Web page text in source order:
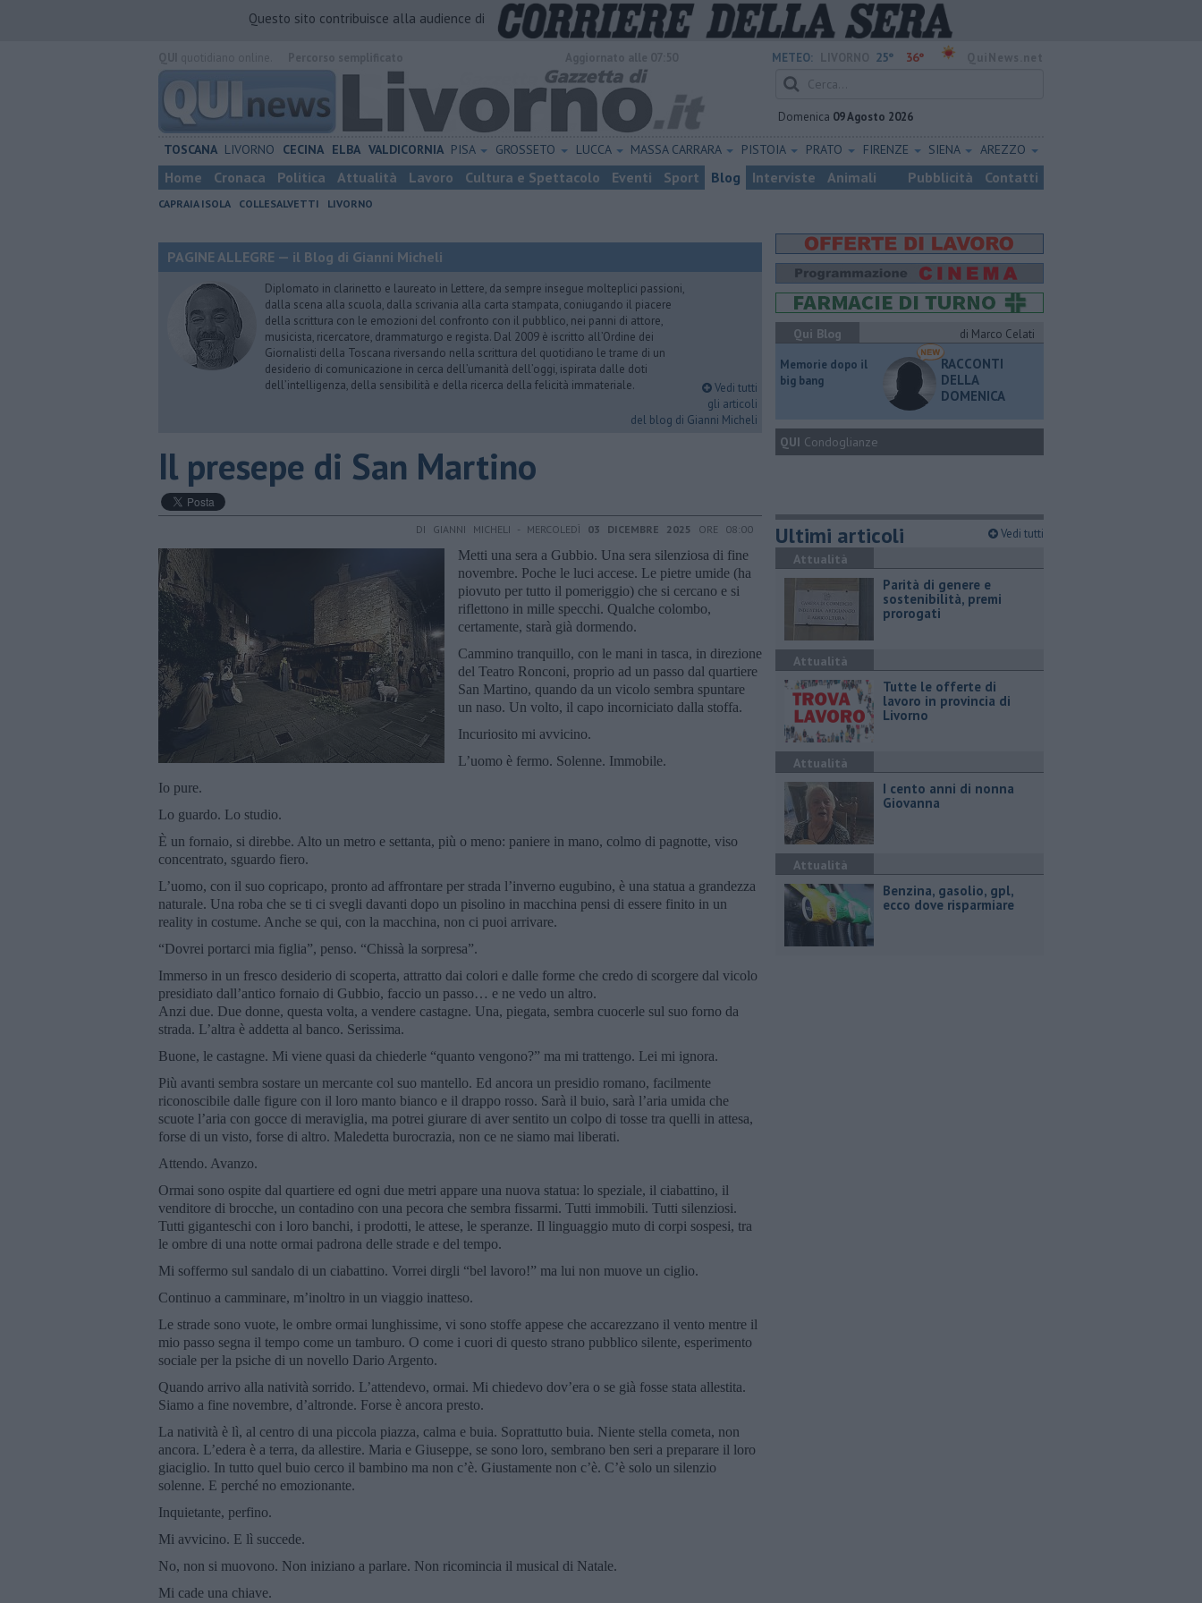
Questo sito contribuisce alla audience di
METEO: 25° 36°
Domenica 09 Agosto 2026
TOSCANA LIVORNO CECINA ELBA VALDICORNIA PISA GROSSETO LUCCA MASSA CARRARA PISTOIA PRATO FIRENZE SIENA AREZZO
Home Cronaca Politica Attualità Lavoro Cultura e Spettacolo Eventi Sport Blog Interviste Animali Pubblicità Contatti
CAPRAIA ISOLA COLLESALVETTI LIVORNO
PAGINE ALLEGRE — il Blog di Gianni Micheli
Diplomato in clarinetto e laureato in Lettere, da sempre insegue molteplici passioni,
dalla scena alla scuola, dalla scrivania alla carta stampata, coniugando il piacere
della scrittura con le emozioni del confronto con il pubblico, nei panni di attore,
musicista, ricercatore, drammaturgo e regista. Dal 2009 è iscritto all’Ordine dei
Giornalisti della Toscana riversando nella scrittura del quotidiano le trame di un
desiderio di comunicazione in cerca dell’umanità dell’oggi, ispirata dalle doti
dell’intelligenza, della sensibilità e della ricerca della felicità immateriale.
Vedi tutti
gli articoli
del blog di Gianni Micheli
​Il presepe di San Martino
DI GIANNI MICHELI - MERCOLEDÌ 03 DICEMBRE 2025 ORE 08:00
Metti una sera a Gubbio. Una sera silenziosa di fine
novembre. Poche le luci accese. Le pietre umide (ha
piovuto per tutto il pomeriggio) che si cercano e si
riflettono in mille specchi. Qualche colombo,
certamente, starà già dormendo.
Cammino tranquillo, con le mani in tasca, in direzione
del Teatro Ronconi, proprio ad un passo dal quartiere
San Martino, quando da un vicolo sembra spuntare
un naso. Un volto, il capo incorniciato dalla stoffa.
Incuriosito mi avvicino.
L’uomo è fermo. Solenne. Immobile.
Io pure.
Lo guardo. Lo studio.
È un fornaio, si direbbe. Alto un metro e settanta, più o meno: paniere in mano, colmo di pagnotte, viso
concentrato, sguardo fiero.
L’uomo, con il suo copricapo, pronto ad affrontare per strada l’inverno eugubino, è una statua a grandezza
naturale. Una roba che se ti ci svegli davanti dopo un pisolino in macchina pensi di essere finito in un
reality in costume. Anche se qui, con la macchina, non ci puoi arrivare.
“Dovrei portarci mia figlia”, penso. “Chissà la sorpresa”.
Immerso in un fresco desiderio di scoperta, attratto dai colori e dalle forme che credo di scorgere dal vicolo
presidiato dall’antico fornaio di Gubbio, faccio un passo… e ne vedo un altro.
Anzi due. Due donne, questa volta, a vendere castagne. Una, piegata, sembra cuocerle sul suo forno da
strada. L’altra è addetta al banco. Serissima.
Buone, le castagne. Mi viene quasi da chiederle “quanto vengono?” ma mi trattengo. Lei mi ignora.
Più avanti sembra sostare un mercante col suo mantello. Ed ancora un presidio romano, facilmente
riconoscibile dalle figure con il loro manto bianco e il drappo rosso. Sarà il buio, sarà l’aria umida che
scuote l’aria con gocce di meraviglia, ma potrei giurare di aver sentito un colpo di tosse tra quelli in attesa,
forse di un visto, forse di altro. Maledetta burocrazia, non ce ne siamo mai liberati.
Attendo. Avanzo.
Ormai sono ospite dal quartiere ed ogni due metri appare una nuova statua: lo speziale, il ciabattino, il
venditore di brocche, un contadino con una pecora che sembra fissarmi. Tutti immobili. Tutti silenziosi.
Tutti giganteschi con i loro banchi, i prodotti, le attese, le speranze. Il linguaggio muto di corpi sospesi, tra
le ombre di una notte ormai padrona delle strade e del tempo.
Mi soffermo sul sandalo di un ciabattino. Vorrei dirgli “bel lavoro!” ma lui non muove un ciglio.
Continuo a camminare, m’inoltro in un viaggio inatteso.
Le strade sono vuote, le ombre ormai lunghissime, vi sono stoffe appese che accarezzano il vento mentre il
mio passo segna il tempo come un tamburo. O come i cuori di questo strano pubblico silente, esperimento
sociale per la psiche di un novello Dario Argento.
Quando arrivo alla natività sorrido. L’attendevo, ormai. Mi chiedevo dov’era o se già fosse stata allestita.
Siamo a fine novembre, d’altronde. Forse è ancora presto.
La natività è lì, al centro di una piccola piazza, calma e buia. Soprattutto buia. Niente stella cometa, non
ancora. L’edera è a terra, da allestire. Maria e Giuseppe, se sono loro, sembrano ben seri a preparare il loro
giaciglio. In tutto quel buio cerco il bambino ma non c’è. Giustamente non c’è. C’è solo un silenzio
solenne. E perché no emozionante.
Inquietante, perfino.
Mi avvicino. E lì succede.
No, non si muovono. Non iniziano a parlare. Non ricomincia il musical di Natale.
Mi cade una chiave.
Qui Blog
di Marco Celati
Memorie dopo il
big bang
RACCONTI
DELLA
DOMENICA
QUI Condoglianze
Ultimi articoli Vedi tutti
Attualità
Parità di genere e
sostenibilità, premi
prorogati
Attualità
​Tutte le offerte di
lavoro in provincia di
Livorno
Attualità
I cento anni di nonna
Giovanna
Attualità
​Benzina, gasolio, gpl,
ecco dove risparmiare